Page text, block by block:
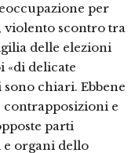
per
violento scontro tra
delle elezioni
«di delicate
chiari. Ebbene
contrapposizioni e
parti
organi dello